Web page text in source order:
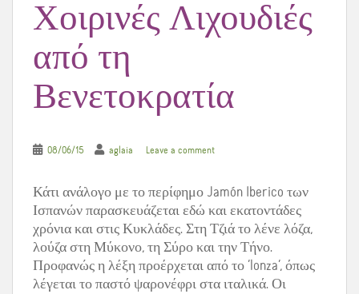
Χοιρινές Λιχουδιές
από τη
Βενετοκρατία
08/06/15 aglaia Leave a comment
Κάτι ανάλογο με το περίφημο Jamón Iberico των
Ισπανών παρασκευάζεται εδώ και εκατοντάδες
χρόνια και στις Κυκλάδες. Στη Τζιά το λένε λόζα,
λούζα στη Μύκονο, τη Σύρο και την Τήνο.
Προφανώς η λέξη προέρχεται από το ‘lonza’, όπως
λέγεται το παστό ψαρονέφρι στα ιταλικά. Οι